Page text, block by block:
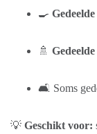
🍳
🚿
🛋️ Soms
💡 Geschikt voor: